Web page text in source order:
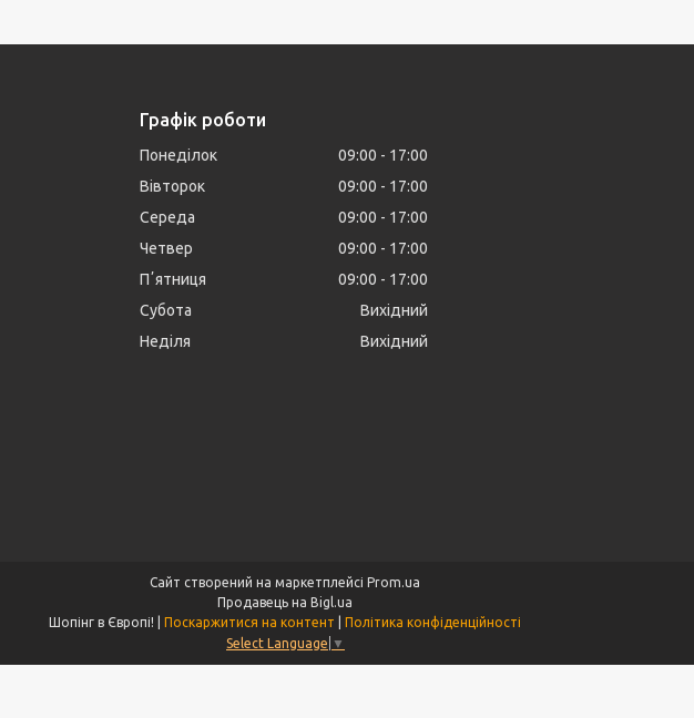
Графік роботи
Понеділок 09:00
17:00
Вівторок
09:00
17:00
Середа
09:00
17:00
Четвер
09:00
17:00
Пʼятниця
09:00
17:00
Субота
Вихідний
Неділя
Вихідний
Сайт створений на маркетплейсі Prom.ua
Продавець на Bigl.ua
Поскаржитися на контент
Політика конфіденційності
Select Language ▼